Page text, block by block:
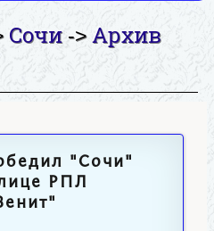
Сочи->Архив
"Сочи"
РПЛ